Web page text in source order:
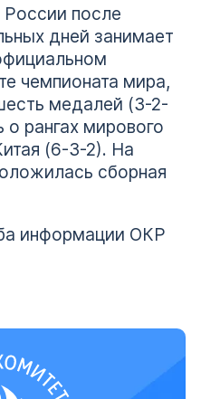
после
дней занимает
чемпионата мира,
медалей (3-2-
о рангах мирового
(6-3-2). На
сборная
информации ОКР